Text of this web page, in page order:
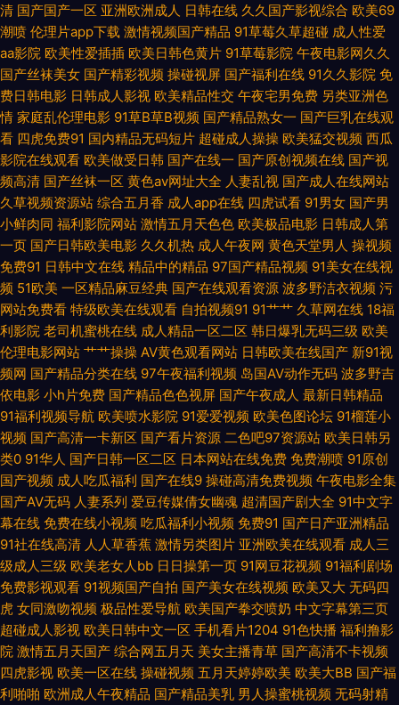
级 老司机精品网站 欧美另类性交 无码理论影院 91国产丝袜 www毛毛片 浮
力草草黄色 黑丝喷浆 另类口性交爱 人妻午夜 午夜男人福利 AV福利在线播放
成人AV蜜臀影院 久久大香蕉伊人 六月天色网 人妖色色狼网站 四虎黄一级片
亚洲吃瓜福利 91超碰在线五月 91日韩国产影院 91字幕中文视频 wwwqv美
女 高清无码视频UL 久久成人资源网 美女91小网站 亚州日韩视频 97美女在
线视频 操比超碰 福利社老湿 韩国福利电影院 久草福利免费 欧美TV成人在线
丝袜91窝 91小视屏 大香蕉超碰99 红桃伦理影院 欧美成人免费专区 午夜AV
性 99有精品 岛国动作大片 韩国男女做爱 免费试看av韩国 人人摸人人爱 神
马午夜伊人 亚洲福利导航大全 91在线破处 精品国产乱 三级片午夜剧场 在线
资源a 波多野快播 韩国福利影院 久久精品福利导航 欧美妞干网 午夜少妇片
AU福利视频导航 丁香五月花婷婷 黄色A片人与兽 免费黃色伊人网站 日韩视
频123区 午夜老湿机福利 www大男人影院 欧美性爱伊人 无码论坛 亚洲无码
夜间福利 91午夜伦理影院 超碰人人鲁人人 国产另类TS在线 玖玖玖玖精品
日本女同视频 午夜福利a毛片 草莓视频宝儿 黄色91app 欧美成人影音先锋
日韩最新中文字幕 伊人老司机大香蕉 99这里精品 成人久久免费 亚洲免费成
人片 超碰人人公开 蜜桃91日韩 日本三级毛片 无码专区第九页 伊人98在线
清 国产国产一区 亚洲欧洲成人 日韩在线 久久国产影视综合 欧美69
潮喷 伦理片app下载 激情视频国产精品 91草莓久草超碰 成人性爱
aa影院 欧美性爱插插 欧美日韩色黄片 91草莓影院 午夜电影网久久
国产丝袜美女 国产精彩视频 操碰视屏 国产福利在线 91久久影院 免
费日韩电影 日韩成人影视 欧美精品性交 午夜宅男免费 另类亚洲色
情 家庭乱伦理电影 91草B草B视频 国产精品熟女一 国产巨乳在线观
看 四虎免费91 国内精品无码短片 超碰成人操操 欧美猛交视频 西瓜
影院在线观看 欧美做受日韩 国产在线一 国产原创视频在线 国产视
频高清 国产丝袜一区 黄色av网址大全 人妻乱视 国产成人在线网站
久草视频资源站 综合五月香 成人app在线 四虎试看 91男女 国产男
小鲜肉同 福利影院网站 激情五月天色色 欧美极品电影 日韩成人第
一页 国产日韩欧美电影 久久机热 成人午夜网 黄色天堂男人 操视频
免费91 日韩中文在线 精品中的精品 97国产精品视频 91美女在线视
频 51欧美 一区精品麻豆经典 国产在线观看资源 波多野洁衣视频 污
网站免费看 特级欧美在线观看 自拍视频91 91艹艹 久草网在线 18福
利影院 老司机蜜桃在线 成人精品一区二区 韩日爆乳无码三级 欧美
伦理电影网站 艹艹操操 AV黄色观看网站 日韩欧美在线国产 新91视
频网 国产精品分类在线 97午夜福利视频 岛国AV动作无码 波多野吉
依电影 小h片免费 国产精品色色视屏 国产午夜成人 最新日韩精品
91福利视频导航 欧美喷水影院 91爱爱视频 欧美色图论坛 91榴莲小
视频 国产高清一卡新区 国产看片资源 二色吧97资源站 欧美日韩另
类0 91华人 国产日韩一区二区 日本网站在线免费 免费潮喷 91原创
国产视频 成人吃瓜福利 国产在线9 操碰高清免费视频 午夜电影全集
国产AV无码 人妻系列 爱豆传媒倩女幽魂 超清国产剧大全 91中文字
幕在线 免费在线小视频 吃瓜福利小视频 免费91 国产日产亚洲精品
91社在线高清 人人草香蕉 激情另类图片 亚洲欧美在线观看 成人三
级成人三级 欧美老女人bb 日日操第一页 91网豆花视频 91福利剧场
免费影视观看 91视频国产自拍 国产美女在线视频 欧美又大 无码四
虎 女同激吻视频 极品性爱导航 欧美国产拳交喷奶 中文字幕第三页
超碰成人影视 欧美日韩中文一区 手机看片1204 91色快播 福利撸影
院 激情五月天国产 综合网五月天 美女主播青草 国产高清不卡视频
四虎影视 欧美一区在线 操碰视频 五月天婷婷欧美 欧美大BB 国产福
利啪啪 欧洲成人午夜精品 国产精品美乳 男人操蜜桃视频 无码射精